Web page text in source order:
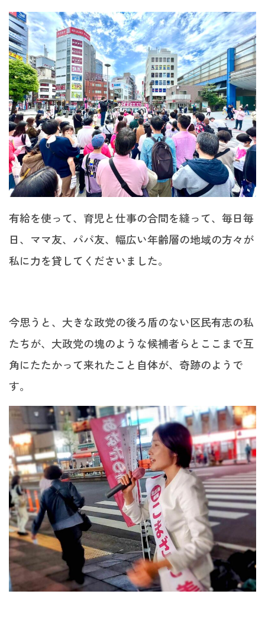
有給を使って、育児と仕事の合間を縫って、毎日毎
日、ママ友、パパ友、幅広い年齢層の地域の方々が
私に力を貸してくださいました。
今思うと、大きな政党の後ろ盾のない区民有志の私
たちが、大政党の塊のような候補者らとここまで互
角にたたかって来れたこと自体が、奇跡のようで
す。